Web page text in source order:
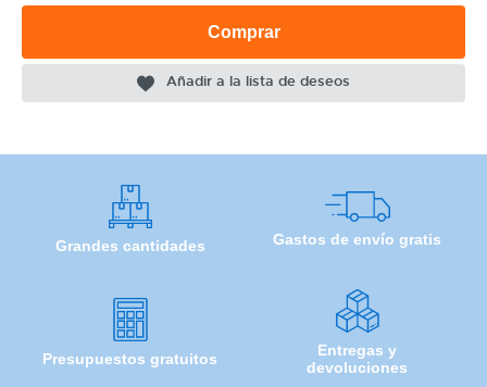
Comprar
Añadir a la lista de deseos
Grandes cantidades Gastos de envío gratis
Presupuestos gratuitos
Entregas y
devoluciones